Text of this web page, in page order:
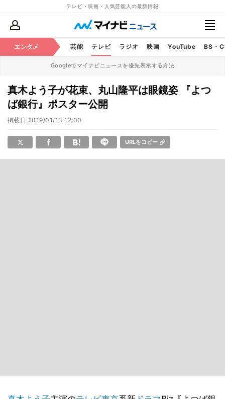
テレビ・映画・人気芸能人の最新情報
エンタメ 芸能 テレビ ラジオ 映画 YouTube BS・
Googleでマイナビニュースを優先表示する方法
真木よう子が花束、丸山隆平は眼鏡姿 『よつ
ば銀行』ポスター公開
掲載日 2019/01/13 12:00
URLをコピー